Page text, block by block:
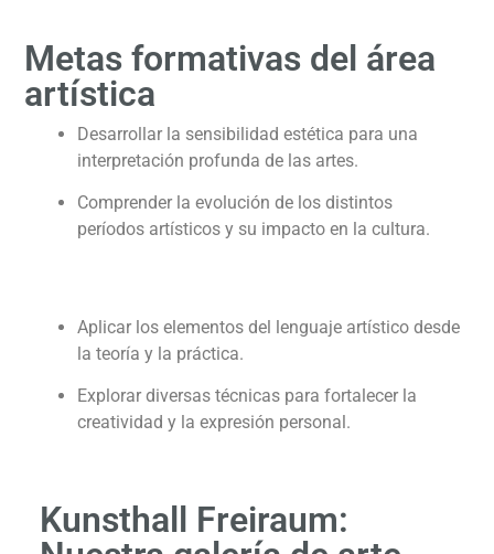
Metas formativas del área
artística
Desarrollar la sensibilidad estética para una
interpretación profunda de las artes.
Comprender la evolución de los distintos
períodos artísticos y su impacto en la cultura.
Aplicar los elementos del lenguaje artístico desde
la teoría y la práctica.
Explorar diversas técnicas para fortalecer la
creatividad y la expresión personal.
Kunsthall Freiraum: